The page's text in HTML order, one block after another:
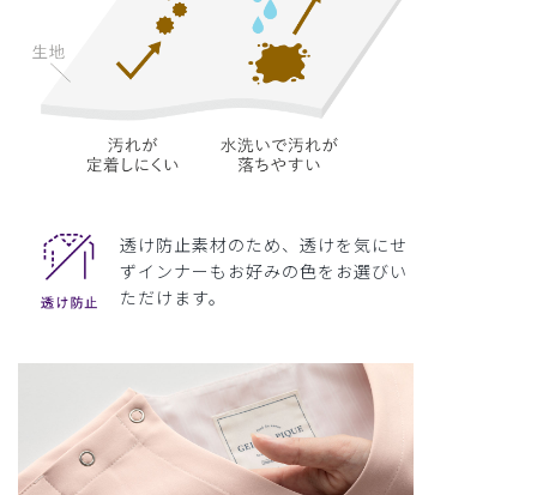
透け防止素材のため、透けを気にせ
ずインナーもお好みの色をお選びい
ただけます。